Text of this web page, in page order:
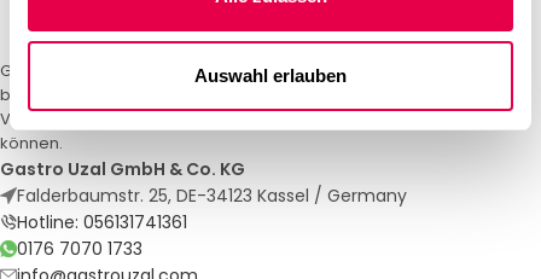
Auswahl erlauben
Gastro Uzal – Ihr Spezialist für Gastronomiemöbel und -textilien. Wir
bieten maßgeschneiderte Lösungen für Restaurants, Hotels und
Veranstaltungen. Qualität und Service, auf die Sie sich verlassen
können.
Gastro Uzal GmbH & Co. KG
Falderbaumstr. 25, DE-34123 Kassel / Germany
Hotline: 056131741361
0176 7070 1733